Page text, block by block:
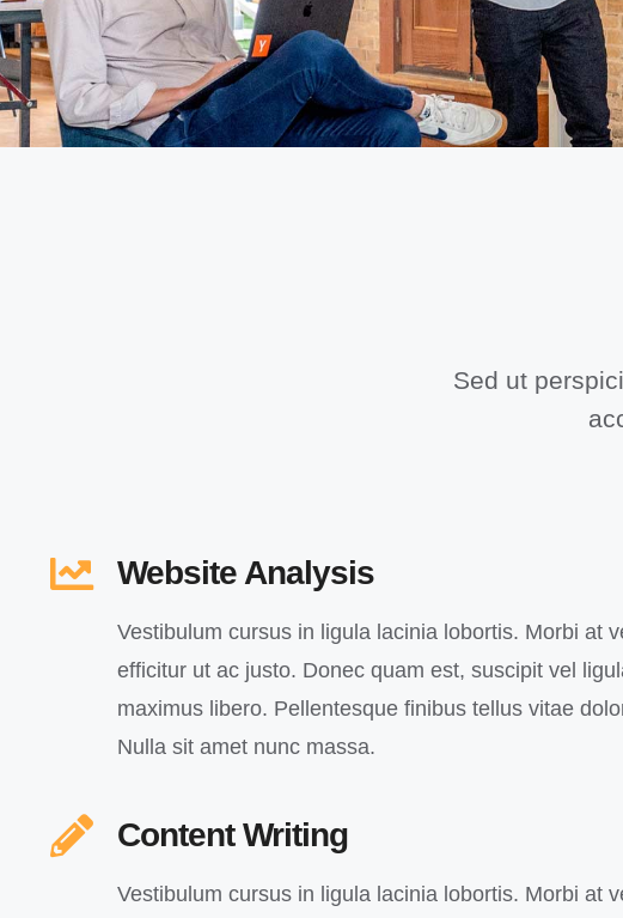
Sed ut
Website Analysis
Vestibulum cursus in ligula lacinia lobortis. Morbi at
efficitur ut ac justo. Donec quam est, suscipit vel
maximus libero. Pellentesque finibus tellus vitae
Nulla sit amet nunc massa.
Content Writing
Vestibulum cursus in ligula lacinia lobortis. Morbi at